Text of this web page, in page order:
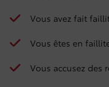
Vous avez fait
Vous êtes en
Vous accusez des